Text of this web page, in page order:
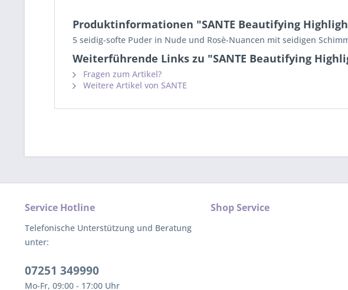
Produktinformationen "SANTE Beautifying
5 seidig-softe Puder in Nude und Rosè-Nuancen mit seidigen
Weiterführende Links zu "SANTE Beautifying
Fragen zum Artikel?
Weitere Artikel von SANTE
Service Hotline
Telefonische Unterstützung und Beratung
unter:
07251 349990
Mo-Fr, 09:00 - 17:00 Uhr
Shop Service